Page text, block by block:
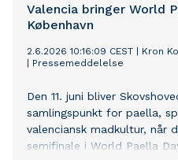
Valencia bringer World
København
2.6.2026 10:16:09 CEST
Kron
Pressemeddelelse
Den 11. juni bliver
samlingspunkt for paella,
valenciansk madkultur, når
semifinale i World Paella